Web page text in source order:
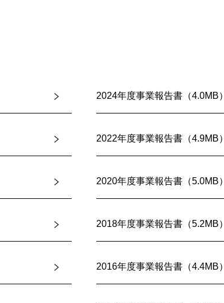
2024年度事業報告書（4.0MB）
2022年度事業報告書（4.9MB）
2020年度事業報告書（5.0MB）
2018年度事業報告書（5.2MB）
2016年度事業報告書（4.4MB）